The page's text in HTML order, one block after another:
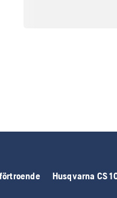
Husqvarna CS